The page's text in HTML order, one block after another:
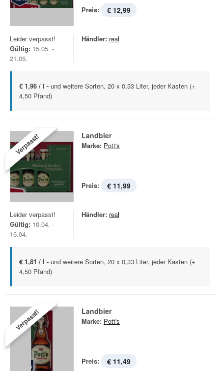
Preis: € 12,99
Leider verpasst!
Gültig: 15.05. -
21.05.
Händler: real
€ 1,96 / l - und weitere Sorten, 20 x 0,33 Liter, jeder Kasten (+
4,50 Pfand)
Verpasst! Landbier
Marke: Pott's
Preis: € 11,99
Leider verpasst!
Gültig: 10.04. -
16.04.
Händler: real
€ 1,81 / l - und weitere Sorten, 20 x 0,33 Liter, jeder Kasten (+
4,50 Pfand)
Verpasst! Landbier
Marke: Pott's
Preis: € 11,49